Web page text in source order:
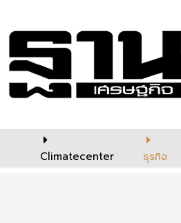
Climatecenter ธุรกิจ